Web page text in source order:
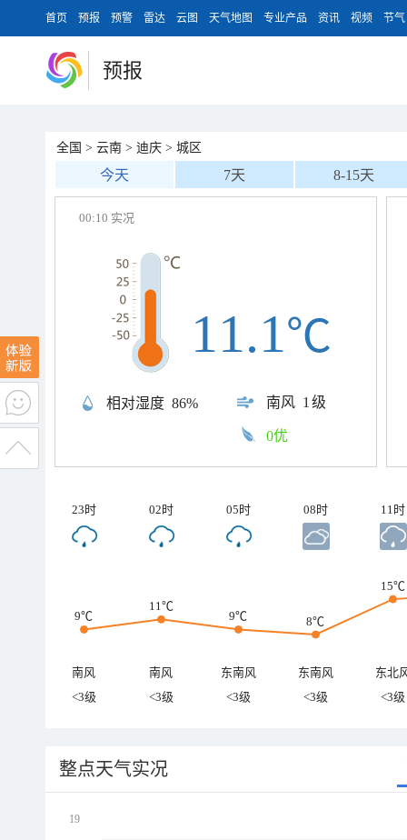
首页 预报 预警 雷达 云图 天气地图 专业产品 资讯 视频 节气
预报
全国 > 云南 > 迪庆 > 城区
今天 7天 8-15天
00:10 实况
相对湿度 86% 南风 1级
11.1℃
0优
23时 02时 05时 08时 11时
9℃
11℃
9℃ 8℃
15℃
南风 南风 东南风 东南风
东北
<3级
<3级 <3级 <3级 <3级
整点天气实况
19